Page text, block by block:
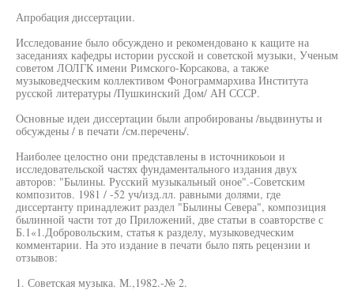
Апробация диссертации.
Исследование было обсуждено и рекомендовано к кащите на
заседаниях кафедры истории русской и советской музыки, Ученым
советом ЛОЛГК имени Римского-Корсакова, а также
музыковедческим коллективом Фонограммархива Института
русской литературы /Пушкинский Дом/ АН СССР.
Основные идеи диссертации были апробированы /выдвинуты и
обсуждены / в печати /см.перечень/.
Наиболее целостно они представлены в источникоьои и
исследовательской частях фундаментального издания двух
авторов: "Былины. Русский музыкальный оное".-Советским
композитов. 1981 / -52 уч/изд.лл. равными долями, где
диссертанту принадлежит раздел "Былины Севера", композиция
былинной части тот до Приложений, две статьи в соавторстве с
Б.1«1.Добровольским, статья к разделу, музыковедческим
комментарии. На это издание в печати было пять рецензии и
отзывов:
1. Советская музыка. М.,1982.-№ 2.